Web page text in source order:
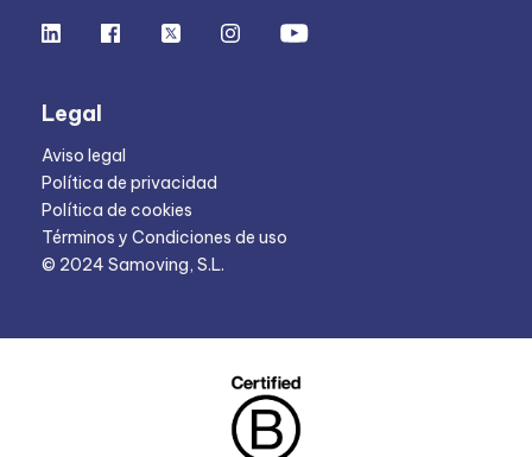
Legal
Aviso legal
Política de privacidad
Política de cookies
Términos y Condiciones de uso
© 2024 Samoving, S.L.